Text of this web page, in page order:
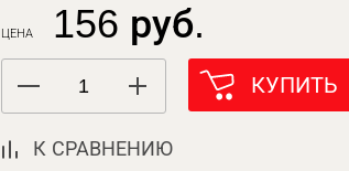
ЦЕНА 156 руб.
КУПИТЬ
К СРАВНЕНИЮ